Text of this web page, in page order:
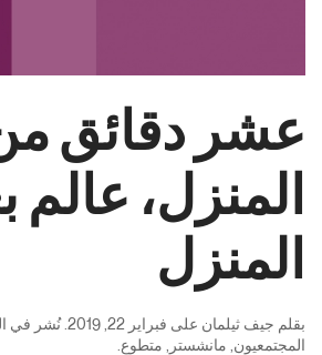
عشر دقائق
المنزل، عالم
المنزل
بقلم جيف ثيلمان على فبراير 22, 2019 . نُشر في
المجتمعيون مانشستر متطوع